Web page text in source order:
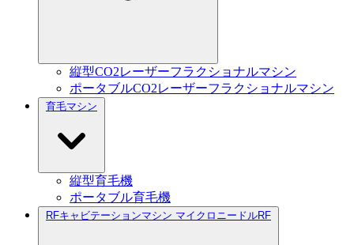
縦型CO2レーザーフラクショナルマシン
ポータブルCO2レーザーフラクショナルマシン
育毛マシン
縦型育毛機
ポータブル育毛機
RFキャビテーションマシン マイクロニードルRF